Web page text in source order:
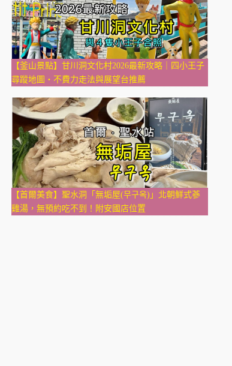
【釜山景點】甘川洞文化村2026最新攻略｜四小王子
尋蹤地圖・不費力走法與展望台推薦
【首爾美食】聖水洞「無垢屋(무구옥)」北朝鮮式蔘
雞湯，無預約吃不到！附安國店位置